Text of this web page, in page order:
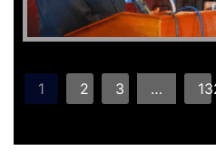
1 2 3 …